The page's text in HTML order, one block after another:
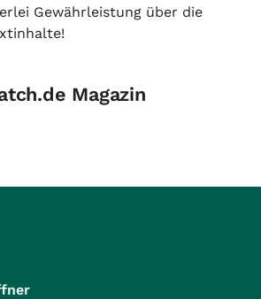
Gewährleistung über die
Magazin